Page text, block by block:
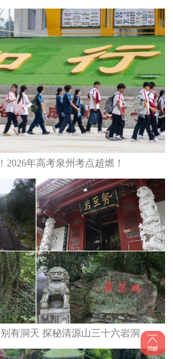
2026年高考泉州考点超燃！
有洞天 探秘清源山三十六岩洞